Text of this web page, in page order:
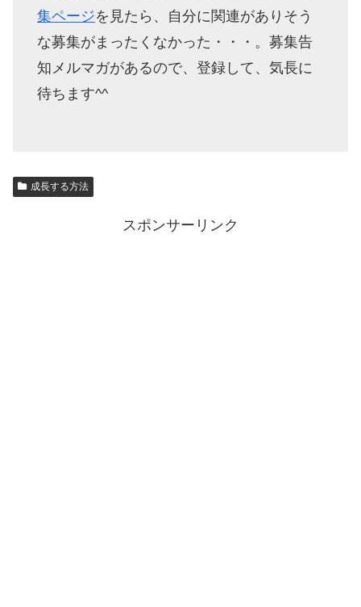
集ページを見たら、自分に関連がありそう
な募集がまったくなかった・・・。募集告
知メルマガがあるので、登録して、気長に
待ちます^^
成長する方法
スポンサーリンク